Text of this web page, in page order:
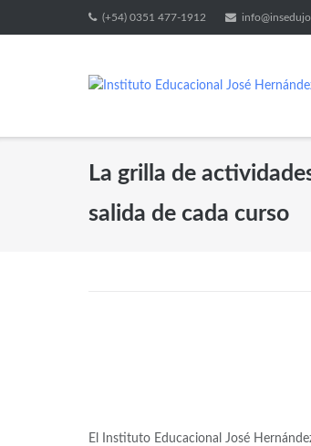
(+54) 0351 477-1912
La grilla de
salida de cada curso
El Instituto Educacional José